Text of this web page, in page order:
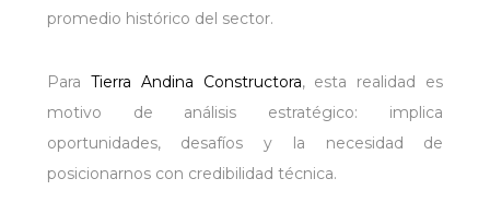
promedio histórico del sector.
Para Tierra Andina Constructora, esta realidad es
motivo de análisis estratégico: implica
oportunidades, desafíos y la necesidad de
posicionarnos con credibilidad técnica.